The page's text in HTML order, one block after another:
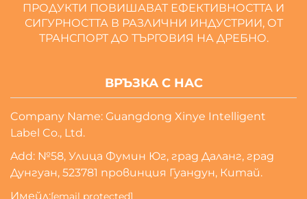
ПРОДУКТИ ПОВИШАВАТ ЕФЕКТИВНОСТТА И
СИГУРНОСТТА В РАЗЛИЧНИ ИНДУСТРИИ, ОТ
ТРАНСПОРТ ДО ТЪРГОВИЯ НА ДРЕБНО.
ВРЪЗКА С НАС
Company Name: Guangdong Xinye Intelligent
Label Co., Ltd.
Add: №58, Улица Фумин Юг, град Даланг, град
Дунгуан, 523781 провинция Гуандун, Китай.
Имейл:[email protected]